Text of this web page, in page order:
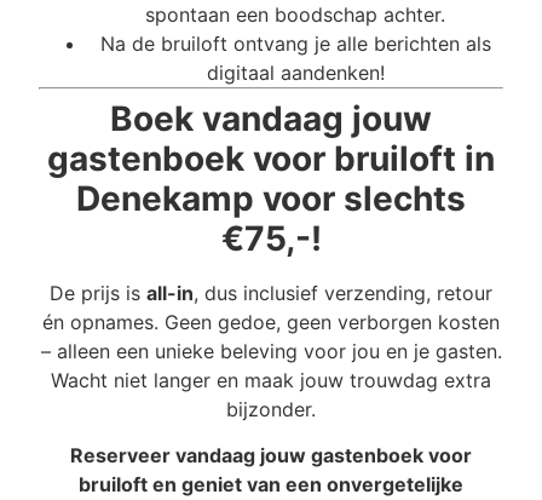
spontaan een boodschap achter.
Na de bruiloft ontvang je alle berichten als
digitaal aandenken!
Boek vandaag jouw
gastenboek voor bruiloft in
Denekamp voor slechts
€75,-!
De prijs is all-in, dus inclusief verzending, retour
én opnames. Geen gedoe, geen verborgen kosten
– alleen een unieke beleving voor jou en je gasten.
Wacht niet langer en maak jouw trouwdag extra
bijzonder.
Reserveer vandaag jouw gastenboek voor
bruiloft en geniet van een onvergetelijke